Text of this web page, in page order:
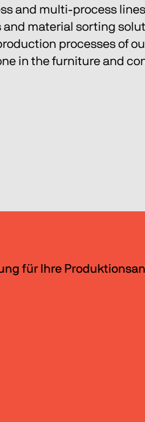
and multi-process
material sorting
processes of
in the furniture and
für Ihre